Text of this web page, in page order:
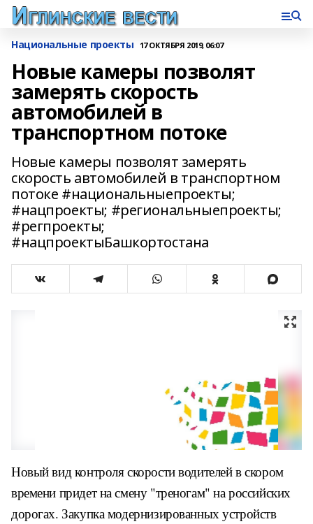
Национальные проекты 17 ОКТЯБРЯ 2019, 06:07
Новые камеры позволят
замерять скорость
автомобилей в
транспортном потоке
Новые камеры позволят замерять
скорость автомобилей в транспортном
потоке #национальныепроекты;
#нацпроекты; #региональныепроекты;
#регпроекты;
#нацпроектыБашкортостана
Новый вид контроля скорости водителей в скором
времени придет на смену "треногам" на российских
дорогах. Закупка модернизированных устройств